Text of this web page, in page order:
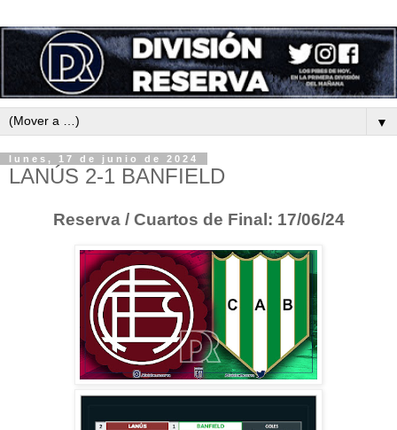
▼
lunes, 17 de junio de 2024
LANÚS 2-1 BANFIELD
Reserva / Cuartos de Final: 17/06/24